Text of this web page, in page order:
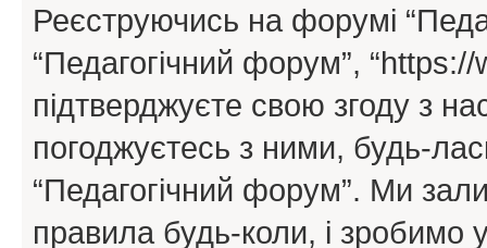
Реєструючись на форумі
“Педагогічний форум”,
підтверджуєте свою згоду з
погоджуєтесь з ними, будь-
“Педагогічний форум”. Ми
правила будь-коли, і